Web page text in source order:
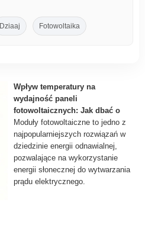
Dziaaj Fotowoltaika
Wpływ temperatury na
wydajność paneli
fotowoltaicznych: Jak dbać o
Moduły fotowoltaiczne to jedno z
najpopularniejszych rozwiązań w
dziedzinie energii odnawialnej,
pozwalające na wykorzystanie
energii słonecznej do wytwarzania
prądu elektrycznego.